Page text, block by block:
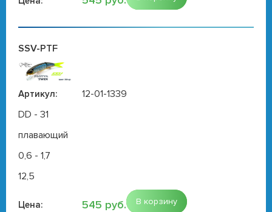
SSV-PTF
Артикул:
12-01-1339
DD - 31
плавающий
0,6 - 1,7
12,5
Цена: 545 руб. В корзину